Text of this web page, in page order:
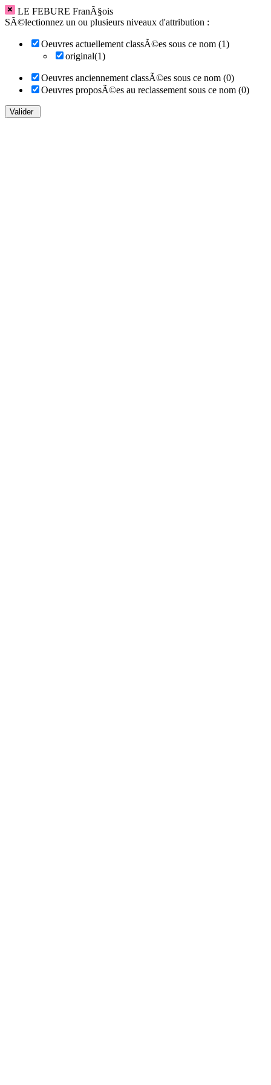
LE FEBURE FranÃ§ois
SÃ©lectionnez un ou plusieurs niveaux d'attribution :
Oeuvres actuellement classÃ©es sous ce nom (1)
original(1)
Oeuvres anciennement classÃ©es sous ce nom (0)
Oeuvres proposÃ©es au reclassement sous ce nom (0)
Valider